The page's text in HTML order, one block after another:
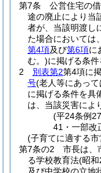
第7条
公営住宅の
途の廃止により当
者が、当該明渡し
た場合においては
第4項及び第6項に
む。)に掲げる条件
2
別表第2第4項に
号(老人等にあって
に掲げる条件を具
は、当該災害によ
(平24条例
41・一部改
(子育てに適する
第7条の2
市長は、
る学校教育法(昭和